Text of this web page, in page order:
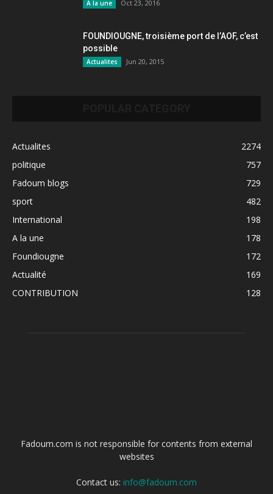
A la une Oct 23, 2016
FOUNDIOUGNE, troisième port de l’AOF, c’est
possible
Actualites Jun 20, 2015
Actualites
2274
politique
757
Fadoum blogs
729
sport
482
International
198
A la une
178
Foundiougne
172
Actualité
169
CONTRIBUTION
128
Fadoum.com is not responsible for contents from external
websites
Contact us: info@fadoum.com